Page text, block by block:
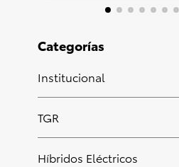
Categorías
Institucional
TGR
Híbridos Eléctricos